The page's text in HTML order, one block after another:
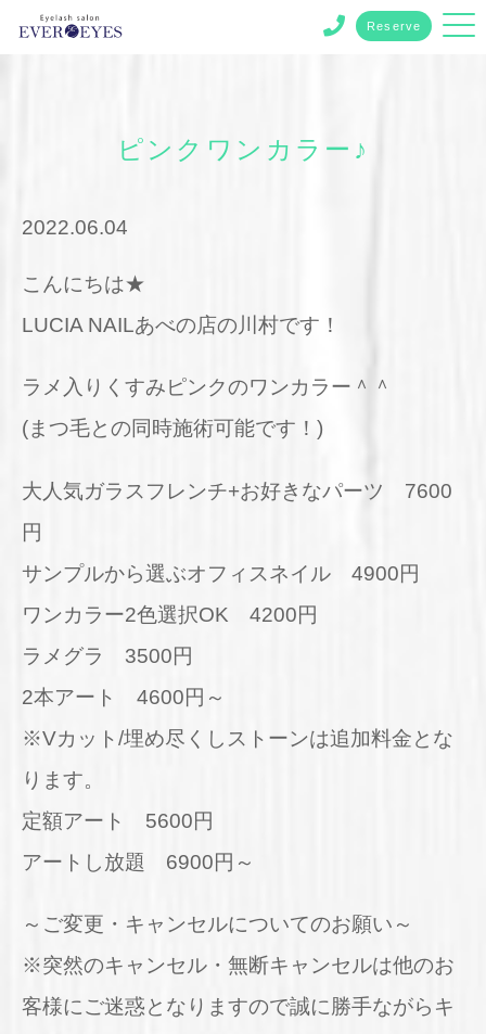
Reserve
ピンクワンカラー♪
2022.06.04
こんにちは★
LUCIA NAILあべの店の川村です！
ラメ入りくすみピンクのワンカラー＾＾
(まつ毛との同時施術可能です！)
大人気ガラスフレンチ+お好きなパーツ 7600
円
サンプルから選ぶオフィスネイル 4900円
ワンカラー2色選択OK 4200円
ラメグラ 3500円
2本アート 4600円～
※Vカット/埋め尽くしストーンは追加料金とな
ります。
定額アート 5600円
アートし放題 6900円～
～ご変更・キャンセルについてのお願い～
※突然のキャンセル・無断キャンセルは他のお
客様にご迷惑となりますので誠に勝手ながらキ